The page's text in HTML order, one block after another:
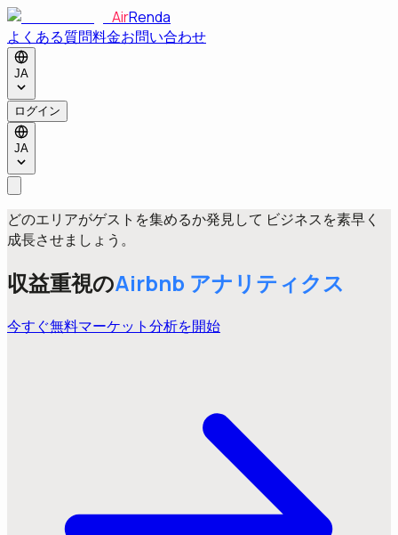
AirRenda
よくある質問料金お問い合わせ
JA
ログイン
JA
どのエリアがゲストを集めるか発見して ビジネスを素早く
成長させましょう。
収益重視のAirbnb アナリティクス
今すぐ無料マーケット分析を開始